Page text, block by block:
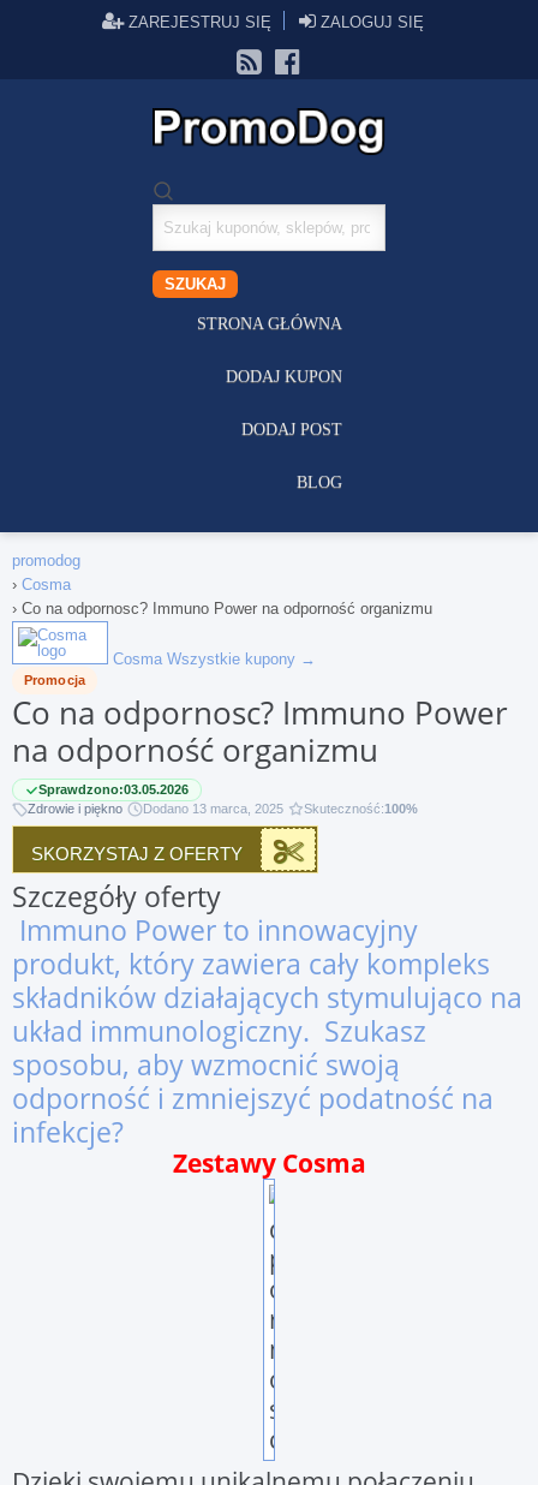
ZAREJESTRUJ SIĘ ZALOGUJ SIĘ
Szukaj
kuponów
SZUKAJ
STRONA GŁÓWNA
DODAJ KUPON
DODAJ POST
BLOG
promodog
› Cosma
› Co na odpornosc? Immuno Power na odporność organizmu
Cosma Wszystkie kupony →
Promocja
Co na odpornosc? Immuno Power
na odporność organizmu
Sprawdzono:03.05.2026
Zdrowie i piękno
Dodano 13 marca, 2025 Skuteczność:100%
SKORZYSTAJ Z OFERTY
Szczegóły oferty
Immuno Power to innowacyjny
produkt, który zawiera cały kompleks
składników działających stymulująco na
układ immunologiczny. Szukasz
sposobu, aby wzmocnić swoją
odporność i zmniejszyć podatność na
infekcje?
Zestawy Cosma